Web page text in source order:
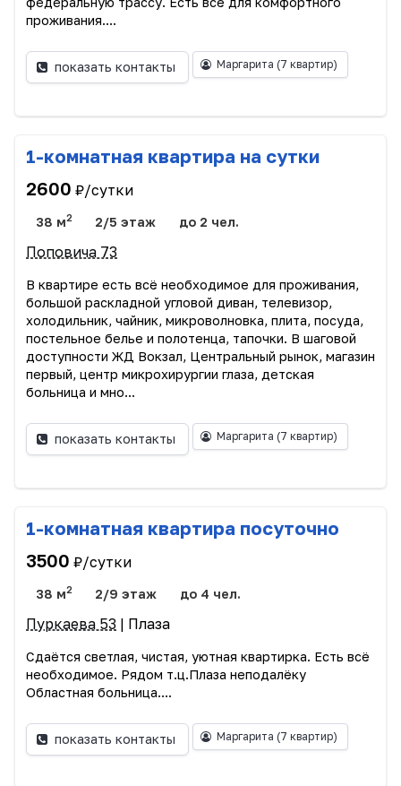
проживания....
показать контакты Маргарита (7 квартир)
1-комнатная квартира на сутки
2600 ₽/сутки
38 м2 2/5 этаж до 2 чел.
Поповича 73
В квартире есть всё необходимое для проживания,
большой раскладной угловой диван, телевизор,
холодильник, чайник, микроволновка, плита, посуда,
постельное белье и полотенца, тапочки. В шаговой
доступности ЖД Вокзал, Центральный рынок, магазин
первый, центр микрохирургии глаза, детская
больница и мно...
показать контакты Маргарита (7 квартир)
1-комнатная квартира посуточно
3500 ₽/сутки
38 м2 2/9 этаж до 4 чел.
Пуркаева 53 | Плаза
Сдаётся светлая, чистая, уютная квартирка. Есть всё
необходимое. Рядом т.ц.Плаза неподалёку
Областная больница....
показать контакты Маргарита (7 квартир)